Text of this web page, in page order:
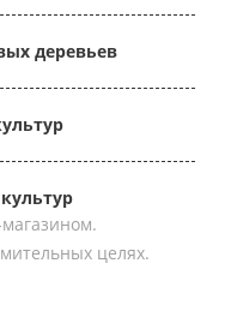
деревьев
целях.